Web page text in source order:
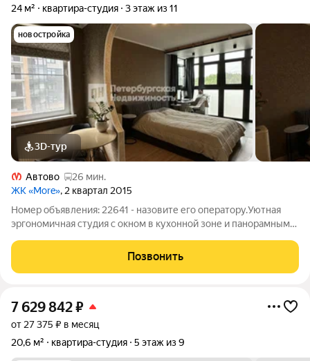
24 м² квартира-студия 3 этаж из 11
новостройка
3D-тур
Автово
26 мин.
ЖК «More», 2 квартал 2015
Номер объявления: 22641 - назовите его оператору.Уютная
эргономичная студия с окном в кухонной зоне и панорамным
квартале ЖК «МОРЕ». Объект с мебелью и техникой,
полностью подходит для комфортного
Позвонить
7 629 842₽
от 27 375 ₽ в месяц
20,6 м²
квартира-студия 5 этаж из 9